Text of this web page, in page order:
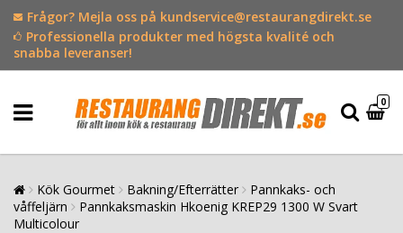
Frågor? Mejla oss på kundservice@restaurangdirekt.se
Professionella produkter med högsta kvalité och
snabba leveranser!
0
Kök Gourmet Bakning/Efterrätter
Pannkaks- och
våffeljärn
Pannkaksmaskin Hkoenig KREP29 1300 W Svart
Multicolour